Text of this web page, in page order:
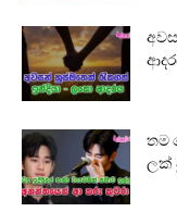
තම
ලක්